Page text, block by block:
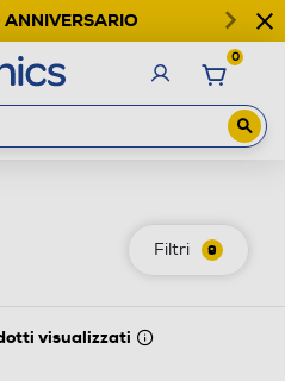
ANNIVERSARIO
0
Filtri 9
visualizzati